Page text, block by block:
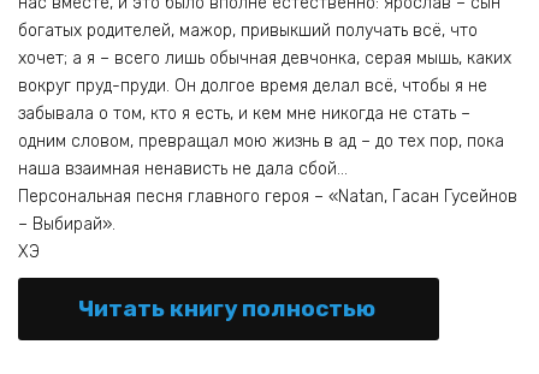
богатых родителей, мажор, привыкший получать всё, что
хочет; а я – всего лишь обычная девчонка, серая мышь, каких
вокруг пруд-пруди. Он долгое время делал всё, чтобы я не
забывала о том, кто я есть, и кем мне никогда не стать –
одним словом, превращал мою жизнь в ад – до тех пор, пока
наша взаимная ненависть не дала сбой…
Персональная песня главного героя – «Natan, Гасан Гусейнов
– Выбирай».
ХЭ
Читать книгу полностью